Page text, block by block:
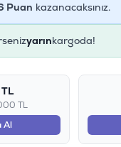
Puan kazanacaksınız.
yarınkargoda!
TL
Al